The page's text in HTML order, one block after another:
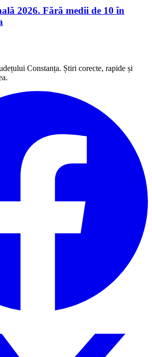
2026. Fără medii de 10 în
Constanța. Știri corecte, rapide și